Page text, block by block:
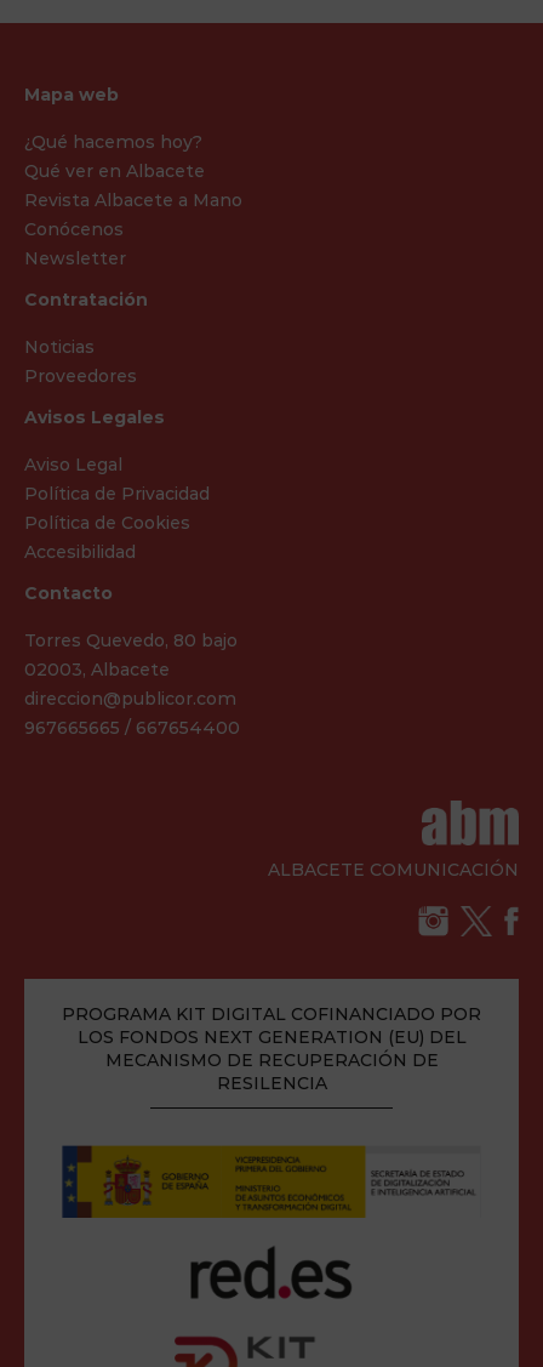
Mapa web
¿Qué hacemos hoy?
Qué ver en Albacete
Revista Albacete a Mano
Conócenos
Newsletter
Contratación
Noticias
Proveedores
Avisos Legales
Aviso Legal
Política de Privacidad
Política de Cookies
Accesibilidad
Contacto
Torres Quevedo, 80 bajo
02003, Albacete
direccion@publicor.com
967665665 / 667654400
ALBACETE COMUNICACIÓN
PROGRAMA KIT DIGITAL COFINANCIADO POR
LOS FONDOS NEXT GENERATION (EU) DEL
MECANISMO DE RECUPERACIÓN DE
RESILENCIA